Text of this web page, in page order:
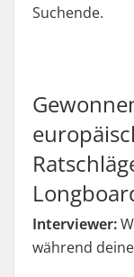
Suchende.
Interviewer:
während